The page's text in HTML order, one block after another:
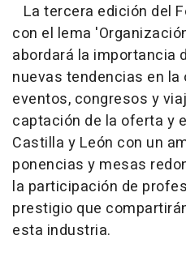
La tercera edición del
con el lema
abordará la importancia
nuevas tendencias en la
eventos, congresos y
captación de la oferta y
Castilla y León con un
ponencias y mesas
la participación de
prestigio que
esta industria.